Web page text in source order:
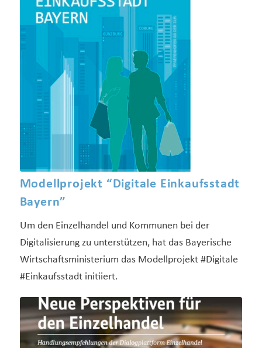
Modellprojekt “Digitale Einkaufsstadt
Bayern”
Um den Einzelhandel und Kommunen bei der
Digitalisierung zu unterstützen, hat das Bayerische
Wirtschaftsministerium das Modellprojekt #Digitale
#Einkaufsstadt initiiert.